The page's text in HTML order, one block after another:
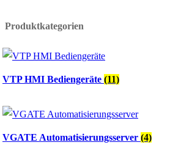
Produktkategorien
VTP HMI Bediengeräte (11)
VGATE Automatisierungsserver (4)